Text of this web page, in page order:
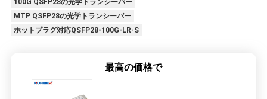
100G QSFP28の光学トランシーバー
MTP QSFP28の光学トランシーバー
ホットプラグ対応QSFP28-100G-LR-S
最高の価格で